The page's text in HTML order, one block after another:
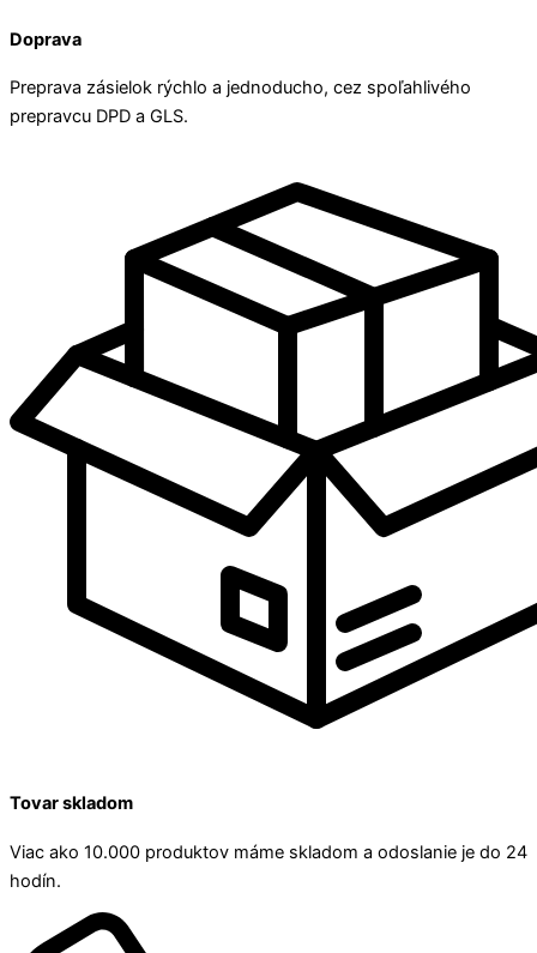
Doprava
Preprava zásielok rýchlo a jednoducho, cez spoľahlivého
prepravcu DPD a GLS.
Tovar skladom
Viac ako 10.000 produktov máme skladom a odoslanie je do 24
hodín.